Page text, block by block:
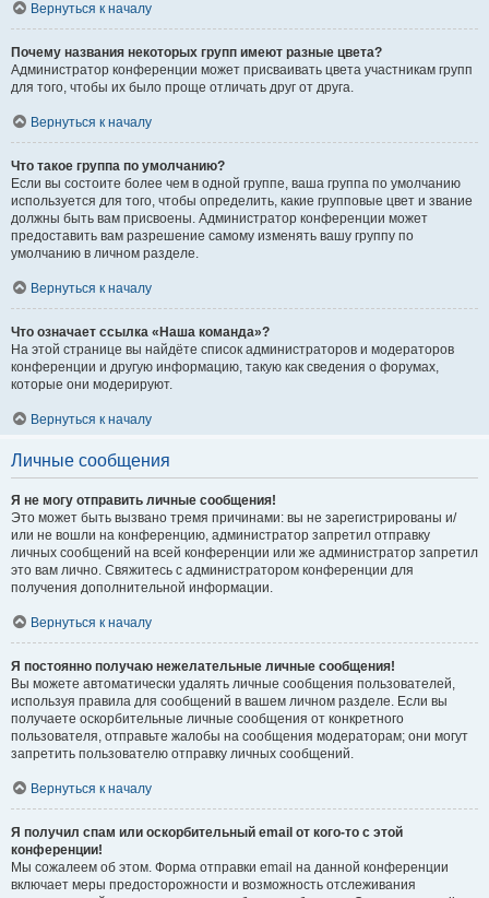
Вернуться к началу
Почему названия некоторых групп имеют разные цвета?
Администратор конференции может присваивать цвета участникам групп
для того, чтобы их было проще отличать друг от друга.
Вернуться к началу
Что такое группа по умолчанию?
Если вы состоите более чем в одной группе, ваша группа по умолчанию
используется для того, чтобы определить, какие групповые цвет и звание
должны быть вам присвоены. Администратор конференции может
предоставить вам разрешение самому изменять вашу группу по
умолчанию в личном разделе.
Вернуться к началу
Что означает ссылка «Наша команда»?
На этой странице вы найдёте список администраторов и модераторов
конференции и другую информацию, такую как сведения о форумах,
которые они модерируют.
Вернуться к началу
Личные сообщения
Я не могу отправить личные сообщения!
Это может быть вызвано тремя причинами: вы не зарегистрированы и/
или не вошли на конференцию, администратор запретил отправку
личных сообщений на всей конференции или же администратор запретил
это вам лично. Свяжитесь с администратором конференции для
получения дополнительной информации.
Вернуться к началу
Я постоянно получаю нежелательные личные сообщения!
Вы можете автоматически удалять личные сообщения пользователей,
используя правила для сообщений в вашем личном разделе. Если вы
получаете оскорбительные личные сообщения от конкретного
пользователя, отправьте жалобы на сообщения модераторам; они могут
запретить пользователю отправку личных сообщений.
Вернуться к началу
Я получил спам или оскорбительный email от кого-то с этой
конференции!
Мы сожалеем об этом. Форма отправки email на данной конференции
включает меры предосторожности и возможность отслеживания